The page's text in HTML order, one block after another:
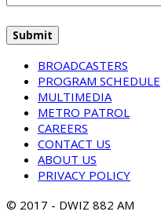
BROADCASTERS
PROGRAM SCHEDULE
MULTIMEDIA
METRO PATROL
CAREERS
CONTACT US
ABOUT US
PRIVACY POLICY
© 2017 - DWIZ 882 AM